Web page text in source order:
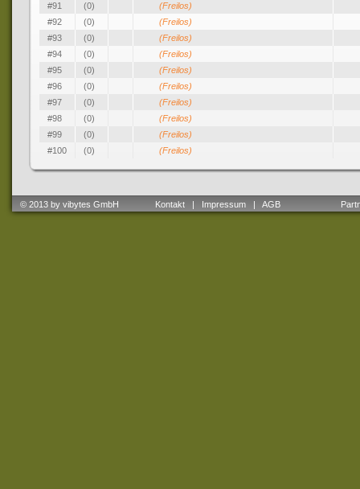
#91
(0)
(Freilos)
#92
(0)
(Freilos)
#93
(0)
(Freilos)
#94
(0)
(Freilos)
#95
(0)
(Freilos)
#96
(0)
(Freilos)
#97
(0)
(Freilos)
#98
(0)
(Freilos)
#99
(0)
(Freilos)
#100
(0) (Freilos)
© 2013 by vibytes GmbH Kontakt | Impressum | AGB